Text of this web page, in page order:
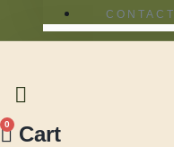
CONTACT
0 Cart